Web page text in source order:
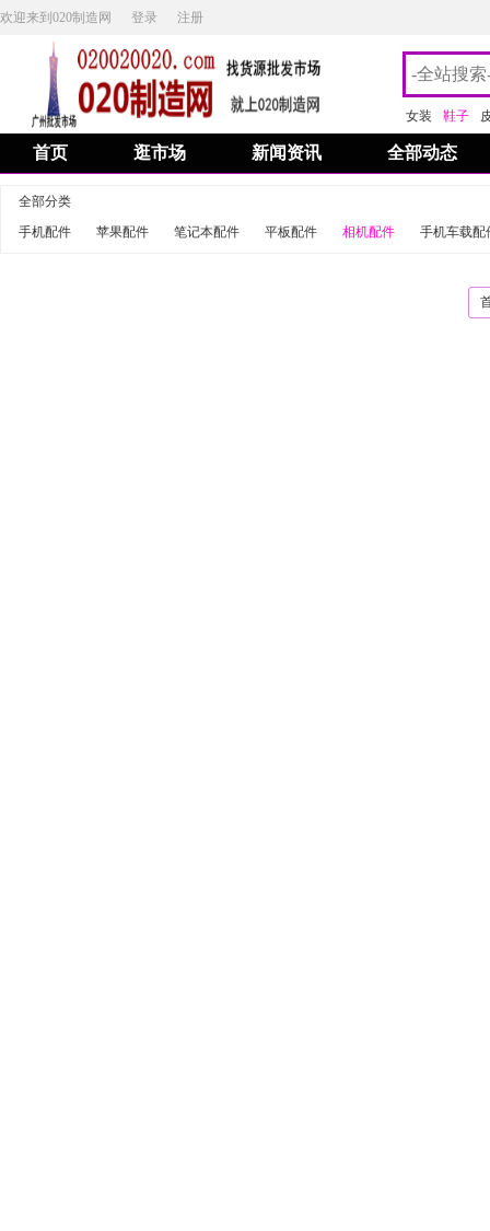
欢迎来到020制造网 登录 注册
女装 鞋子
首页 逛市场 新闻资讯 全部动态
全部分类
手机配件
苹果配件 笔记本配件 平板配件 相机配件 手机车载配